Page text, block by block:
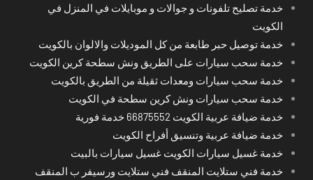
خدمة تصليح تلفونات و جوالات و موبايلات في المنزل في
الكويت
خدمة توصيل حبر طابعة من كل الموديلات والالوان بالكويت
خدمة سحب سيارات على الطريق ونش سطحة كرين الكويت
خدمة سحب سيارات ومعدات ثقيلة من الطريق بالكويت
خدمة سحب سيارات ونش كرين سطحة في الكويت
خدمة ضيافة عربية الكويت 66875552 خدمة فورية
خدمة ضيافة عربية وتنسيق أفراح الكويت
خدمة غسيل سيارات الكويت غسيل سيارات بالبيت
خدمة فني ستلايت المنقف فني ستلايت ورسيفر ب المنقف